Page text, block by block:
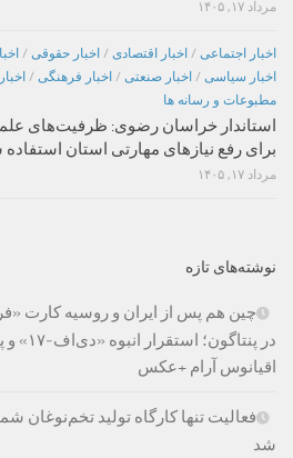
مرداد ۱۷, ۱۴۰۵
اخبار اجتماعی / اخبار اقتصادی / اخبار حقوقی /
اخبار سیاسی / اخبار صنعتی / اخبار فرهنگی /
مطبوعات و رسانه ها
استاندار خراسان رضوی: ظرفیت‌های
برای رفع نیازهای مهارتی استان
مرداد ۱۷, ۱۴۰۵
نوشته‌های تازه
چین هم پس از ایران و روسیه کارت
در
اقیانوس آرام +عکس
فعالیت تنها کارگاه تولید
شد